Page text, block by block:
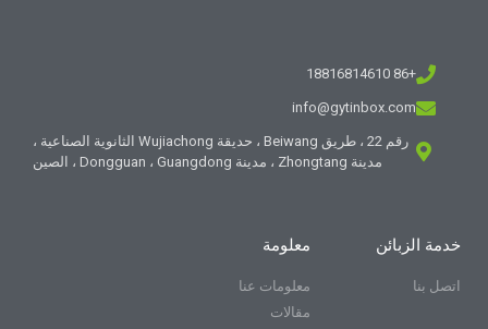
+86 18816814610
info@gytinbox.com
رقم 22 ، طريق Beiwang ، حديقة Wujiachong الثانوية الصناعية ،
مدينة Zhongtang ، مدينة Dongguan ، Guangdong ، الصين
خدمة الزبائن
اتصل بنا
معلومة
معلومات عنا
مقالات